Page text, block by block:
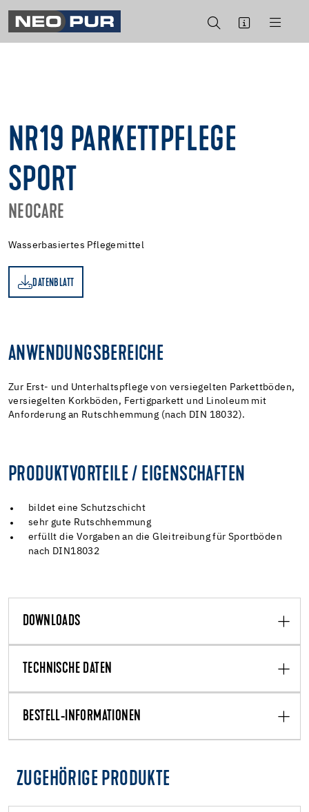
NR19 PARKETTPFLEGE
SPORT
NEOCARE
Wasserbasiertes Pflegemittel
DATENBLATT
ANWENDUNGSBEREICHE
Zur Erst- und Unterhaltspflege von versiegelten Parkettböden,
versiegelten Korkböden, Fertigparkett und Linoleum mit
Anforderung an Rutschhemmung (nach DIN 18032).
PRODUKTVORTEILE / EIGENSCHAFTEN
bildet eine Schutzschicht
sehr gute Rutschhemmung
erfüllt die Vorgaben an die Gleitreibung für Sportböden
nach DIN18032
DOWNLOADS
TECHNISCHE DATEN
BESTELL-INFORMATIONEN
ZUGEHÖRIGE PRODUKTE